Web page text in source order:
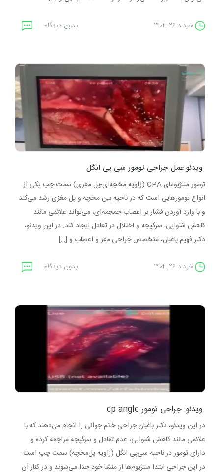
خرداد ۲۶, ۱۴۰۴ بدون دیدگاه
ویدئو:عمل جراحی تومور سی پی انگل
تومور مننژیومای CPA (زاویه مخچه‌ای-پل مغزی) سمت چپ یکی از
انواع تومورهایی است که در ناحیه بین مخچه و پل مغزی رشد می‌کند
و با وارد آوردن فشار بر اعصاب جمجمه‌ای، می‌تواند علائمی مانند
کاهش شنوایی، سرگیجه و اختلال در تعادل ایجاد کند. در این ویدئو،
دکتر فهیم باغبان، متخصص جراحی مغز و اعصاب و […]
خرداد ۲۶, ۱۴۰۴ بدون دیدگاه
ویدئو: جراحی تومور cp angle
در این ویدئو، دکتر باغبان جراحی خانم جوانی را انجام می‌دهند که با
علائمی مانند کاهش شنوایی، عدم تعادل و سرگیجه مراجعه کرده و
دارای تومور در ناحیه سی‌پی انگل (زاویه پل‌مخچه) سمت چپ است.
در این جراحی ابتدا مننژیوم‌ها از منشا خود جدا می‌شوند و در کنار آن